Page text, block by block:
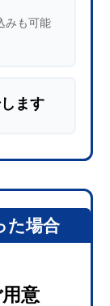
みも可能
ます
た場合
意